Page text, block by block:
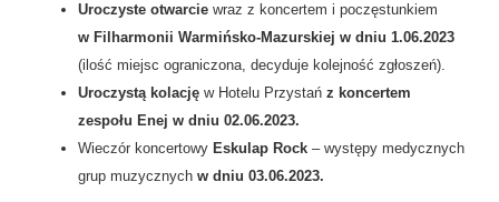
Uroczyste otwarcie wraz z koncertem i poczęstunkiem
w Filharmonii Warmińsko-Mazurskiej w dniu 1.06.2023
(ilość miejsc ograniczona, decyduje kolejność zgłoszeń).
Uroczystą kolację w Hotelu Przystań z koncertem
zespołu Enej w dniu 02.06.2023.
Wieczór koncertowy Eskulap Rock – występy medycznych
grup muzycznych w dniu 03.06.2023.